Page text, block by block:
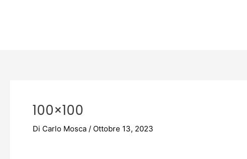
100×100
Di Carlo Mosca / Ottobre 13, 2023